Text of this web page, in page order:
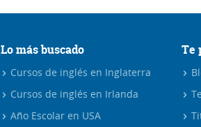
Lo más buscado
Cursos de inglés en Inglaterra
Cursos de inglés en Irlanda
Año Escolar en USA
Te